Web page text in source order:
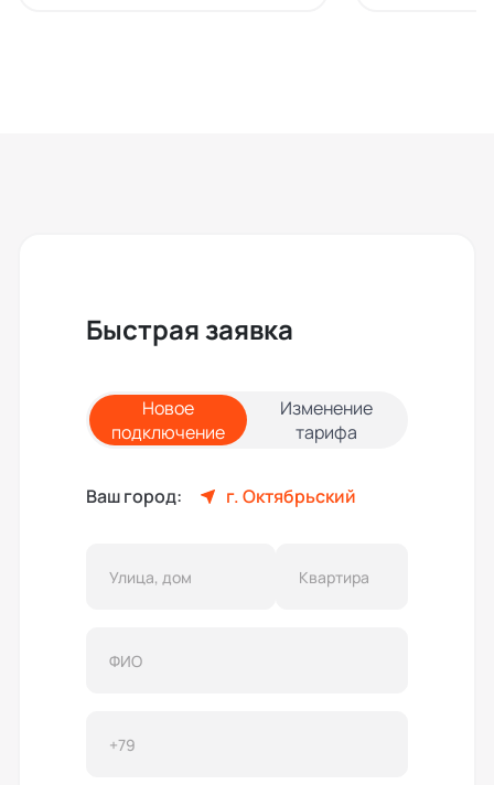
Быстрая заявка
Новое
подключение
Изменение
тарифа
Ваш город: г. Октябрьский